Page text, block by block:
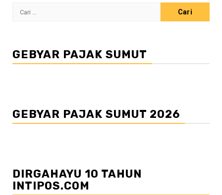
Cari
GEBYAR PAJAK SUMUT
GEBYAR PAJAK SUMUT 2026
DIRGAHAYU 10 TAHUN
INTIPOS.COM